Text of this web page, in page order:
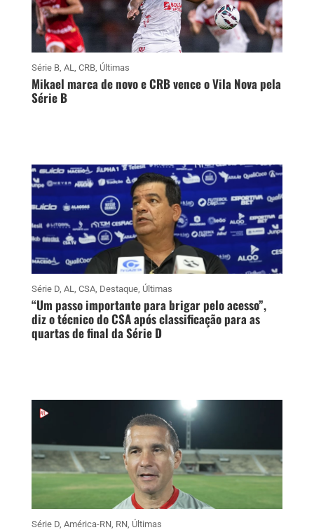
Série B, AL CRB, Últimas
Mikael marca de novo e CRB vence o Vila Nova pela
Série B
Série D, AL CSA, Destaque, Últimas
“Um passo importante para brigar pelo acesso”,
diz o técnico do CSA após classificação para as
quartas de final da Série D
Série D, América-RN, RN, Últimas